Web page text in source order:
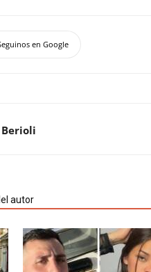
en Google
Berioli
autor